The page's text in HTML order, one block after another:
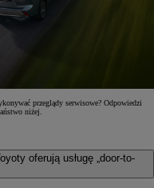
przeglądy serwisowe? Odpowiedzi
niżej.
oferują usługę „door-to-